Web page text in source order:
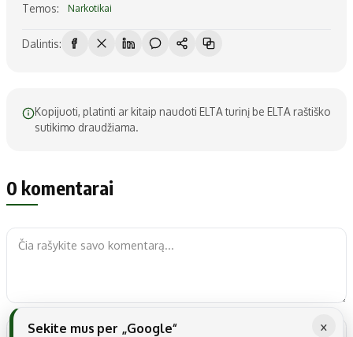
Temos: Narkotikai
Dalintis:
Kopijuoti, platinti ar kitaip naudoti ELTA turinį be ELTA raštiško
sutikimo draudžiama.
0 komentarai
×
Sekite mus per „Google“